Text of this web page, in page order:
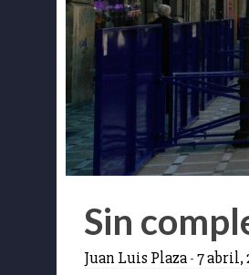
Sin
Juan Luis Plaza-7 abril,